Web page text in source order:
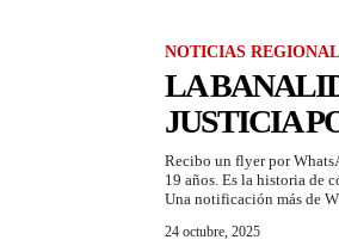
NOTICIAS
LA
JUSTICIA
Recibo un flyer por
19 años. Es la historia de
Una notificación más de
24 octubre, 2025